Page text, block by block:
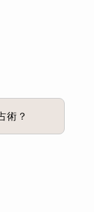
術？